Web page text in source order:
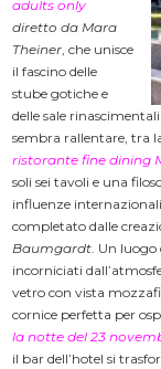
adults only
diretto da Mara
Theiner , che unisce
il fascino delle
stube gotiche e
delle sale
sembra rallentare, tra
ristorante fine dining
soli sei tavoli e una
influenze
completato dalle
Baumgardt . Un
incorniciati
vetro con vista
cornice perfetta per
la notte del 23
il bar dell’hotel si